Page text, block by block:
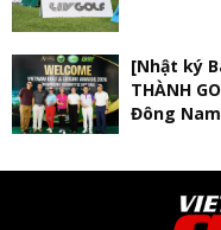
[Nhật ký
THÀNH
Đông